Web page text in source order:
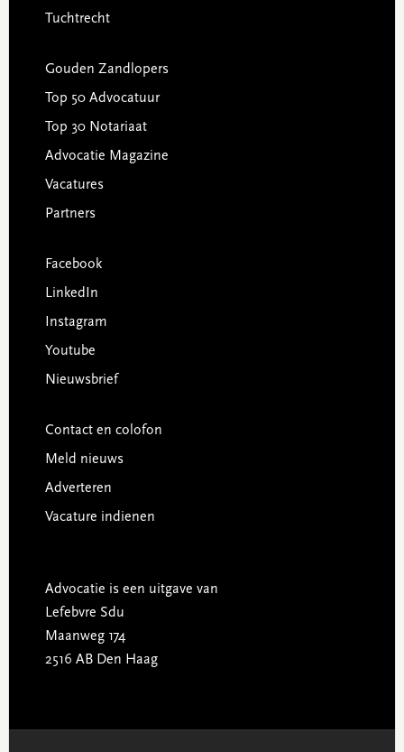
Tuchtrecht
Gouden Zandlopers
Top 50 Advocatuur
Top 30 Notariaat
Advocatie Magazine
Vacatures
Partners
Facebook
LinkedIn
Instagram
Youtube
Nieuwsbrief
Contact en colofon
Meld nieuws
Adverteren
Vacature indienen
Advocatie is een uitgave van
Lefebvre Sdu
Maanweg 174
2516 AB Den Haag